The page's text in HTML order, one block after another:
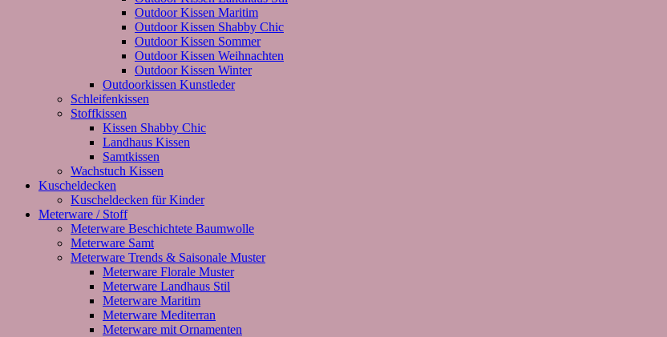
Outdoor Kissen Maritim
Outdoor Kissen Shabby Chic
Outdoor Kissen Sommer
Outdoor Kissen Weihnachten
Outdoor Kissen Winter
Outdoorkissen Kunstleder
Schleifenkissen
Stoffkissen
Kissen Shabby Chic
Landhaus Kissen
Samtkissen
Wachstuch Kissen
Kuscheldecken
Kuscheldecken für Kinder
Meterware / Stoff
Meterware Beschichtete Baumwolle
Meterware Samt
Meterware Trends & Saisonale Muster
Meterware Florale Muster
Meterware Landhaus Stil
Meterware Maritim
Meterware Mediterran
Meterware mit Ornamenten